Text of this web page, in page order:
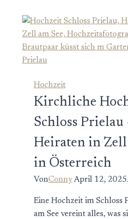
Inselhochzeit
Hochzeit
Kirchliche
Schloss Prielau
Heiraten in Zell
in Österreich
VonConny April 12, 2025
Eine Hochzeit im Schloss
am See vereint alles, was